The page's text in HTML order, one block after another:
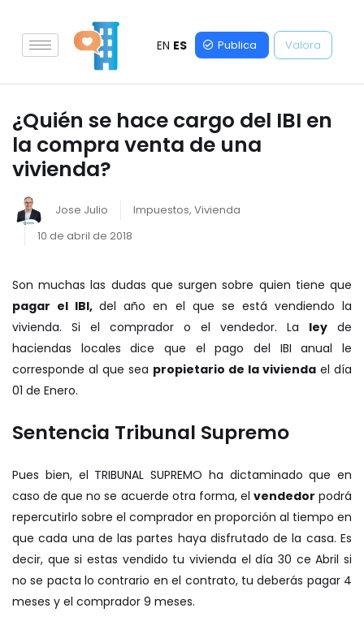
EN ES Publica Valora
¿Quién se hace cargo del IBI en
la compra venta de una
vivienda?
Jose Julio Impuestos, Vivienda
10 de abril de 2018
Son muchas las dudas que surgen sobre quien tiene que
pagar el IBI,del año en el que se está vendiendo la
vivienda. Si el comprador o el vendedor. La ley de
haciendas locales dice que el pago del IBI anual le
corresponde al que sea propietario de la vivienda el día
01 de Enero.
Sentencia Tribunal Supremo
Pues bien, el TRIBUNAL SUPREMO ha dictaminado que en
caso de que no se acuerde otra forma, el vendedor podrá
repercutirlo sobre el comprador en proporción al tiempo en
que cada una de las partes haya disfrutado de la casa. Es
decir, que si estas vendido tu vivienda el día 30 ce Abril si
no se pacta lo contrario en el contrato, tu deberás pagar 4
meses y el comprador 9 meses.